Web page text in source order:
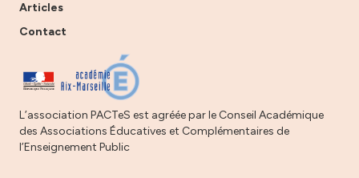
Articles
Contact
L’association PACTeS est agréée par le Conseil Académique
des Associations Éducatives et Complémentaires de
l’Enseignement Public